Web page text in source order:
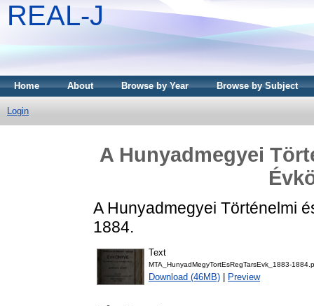
REAL-J
Home About Browse by Year Browse by Subject
Login
A Hunyadmegyei
A Hunyadmegyei Történelmi
1884.
Text
MTA_HunyadMegyTortEsRegTarsEvk_1883-
Download (46MB) Preview